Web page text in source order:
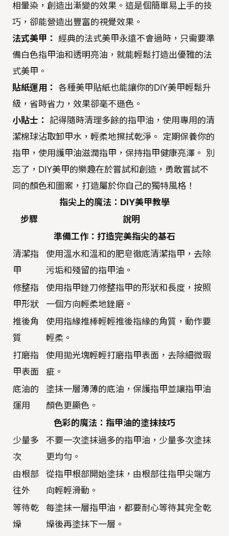
相暈染，創造出漸變的效果。這是個簡單易上手的技
巧，卻能營造出豐富的視覺效果。
法式美甲： 經典的法式美甲永遠不會過時，只需要準
備白色指甲油和透明亮油，就能輕鬆打造出優雅的法
式美甲。
貼紙運用： 各種美甲貼紙也能讓你的DIY美甲輕鬆升
級，省時省力，效果卻毫不遜色。
小貼士：
記得隨時清理多餘的指甲油，使用專用的清
潔棉球沾取卸甲水，輕柔地擦拭乾淨。 定期保養你的
指甲，使用護甲油滋潤指甲，保持指甲健康亮澤。 別
忘了，DIY美甲的樂趣在於嘗試和創造，勇敢嘗試不
同的顏色和圖案，打造屬於你自己的獨特風格！
指尖上的魔法：DIY美甲教學
步驟
說明
準備工作：打造完美指尖的基石
清潔指
甲
使用溫水和溫和的肥皂徹底清潔指甲，去除
污垢和殘留的指甲油。
修整指
甲形狀
使用指甲銼刀修整指甲的形狀和長度，按照
一個方向輕柔地銼磨。
推後角
質
使用指緣推棒輕輕推後指緣的角質，動作要
輕柔。
打磨指
甲表面
使用拋光塊輕輕打磨指甲表面，去除細微瑕
疵。
底油的
運用
塗抹一層薄薄的底油，保護指甲並讓指甲油
顏色更顯色。
色彩的魔法：指甲油的塗抹技巧
少量多
次
不要一次塗抹過多的指甲油，少量多次塗抹
更均勻。
由根部
往外
從指甲根部開始塗抹，由根部往指甲尖端方
向輕輕滑動。
等待乾
燥
每塗抹一層指甲油，都要耐心等待其完全乾
燥後再塗抹下一層。